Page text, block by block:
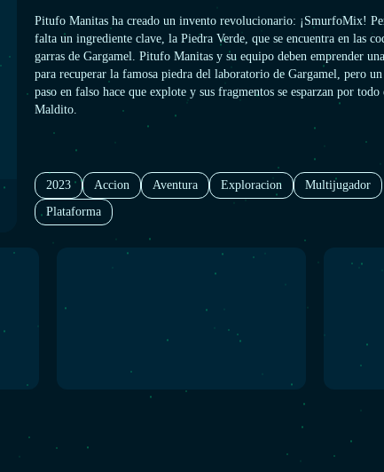
Pitufo Manitas ha creado un invento revolucionario: ¡SmurfoMix!
falta un ingrediente clave, la Piedra Verde, que se encuentra en las
garras de Gargamel. Pitufo Manitas y su equipo deben emprender
para recuperar la famosa piedra del laboratorio de Gargamel, pero
paso en falso hace que explote y sus fragmentos se esparzan por todo
Maldito.
2023 Accion Aventura Exploracion
Multijugador
Plataforma